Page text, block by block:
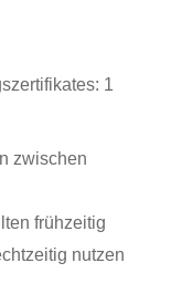
1
zwischen
frühzeitig
nutzen